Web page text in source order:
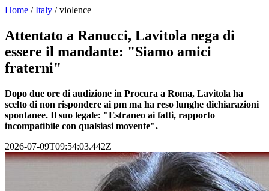
Home /Italy /violence
Attentato a Ranucci, Lavitola nega di
essere il mandante: "Siamo amici
fraterni"
Dopo due ore di audizione in Procura a Roma, Lavitola ha
scelto di non rispondere ai pm ma ha reso lunghe dichiarazioni
spontanee. Il suo legale: "Estraneo ai fatti, rapporto
incompatibile con qualsiasi movente".
2026-07-09T09:54:03.442Z